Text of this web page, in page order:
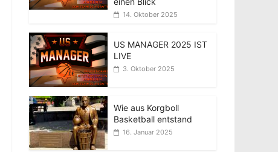
14. Oktober 2025
US MANAGER 2025 IST
LIVE
3. Oktober 2025
Wie aus Korgboll
Basketball entstand
16. Januar 2025